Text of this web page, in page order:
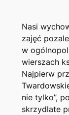
Nasi
zajęć
w
wierszach
Najpierw
nie tylko”,
skrzydlate